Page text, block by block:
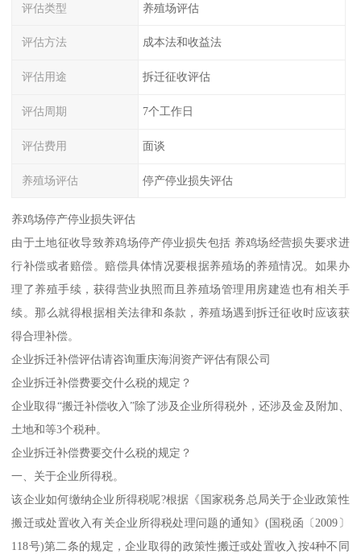
评估类型 养殖场评估
评估方法 成本法和收益法
评估用途 拆迁征收评估
评估周期 7个工作日
评估费用 面谈
养殖场评估 停产停业损失评估
养鸡场停产停业损失评估
由于土地征收导致养鸡场停产停业损失包括 养鸡场经营损失要求进
行补偿或者赔偿。赔偿具体情况要根据养殖场的养殖情况。如果办
理了养殖手续，获得营业执照而且养殖场管理用房建造也有相关手
续。那么就得根据相关法律和条款，养殖场遇到拆迁征收时应该获
得合理补偿。
企业拆迁补偿评估请咨询重庆海润资产评估有限公司
企业拆迁补偿费要交什么税的规定？
企业取得“搬迁补偿收入”除了涉及企业所得税外，还涉及金及附加、
土地和等3个税种。
企业拆迁补偿费要交什么税的规定？
一、关于企业所得税。
该企业如何缴纳企业所得税呢?根据《国家税务总局关于企业政策性
搬迁或处置收入有关企业所得税处理问题的通知》(国税函〔2009〕
118号)第二条的规定，企业取得的政策性搬迁或处置收入按4种不同